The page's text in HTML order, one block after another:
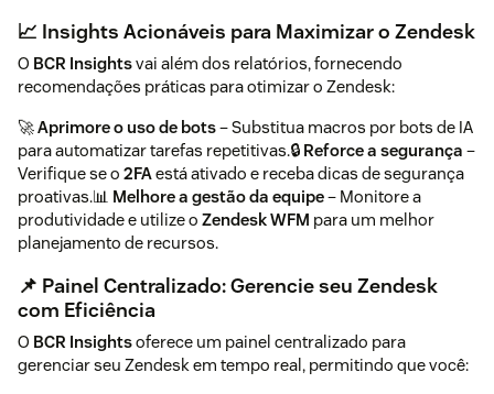
📈 Insights Acionáveis para Maximizar o Zendesk
O BCR Insightsvai além dos relatórios, fornecendo
recomendações práticas para otimizar o Zendesk:
🚀Aprimore o uso de bots– Substitua macros por bots de IA
para automatizar tarefas repetitivas.🔒 Reforce a segurança –
Verifique se o 2FAestá ativado e receba dicas de segurança
proativas.📊 Melhore a gestão da equipe– Monitore a
produtividade e utilize o Zendesk WFM para um melhor
planejamento de recursos.
📌 Painel Centralizado: Gerencie seu Zendesk
com Eficiência
O BCR Insightsoferece um painel centralizado para
gerenciar seu Zendesk em tempo real, permitindo que você: